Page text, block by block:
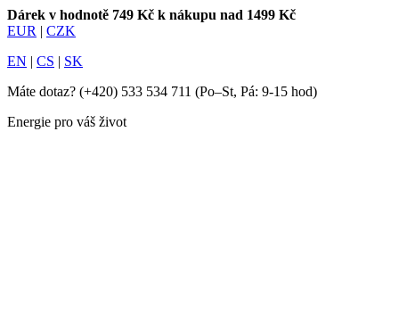
Dárek v hodnotě 749 Kč k nákupu nad 1499 Kč
EUR | CZK
EN | CS | SK
Máte dotaz? (+420) 533 534 711 (Po–St, Pá: 9-15 hod)
Energie pro váš život